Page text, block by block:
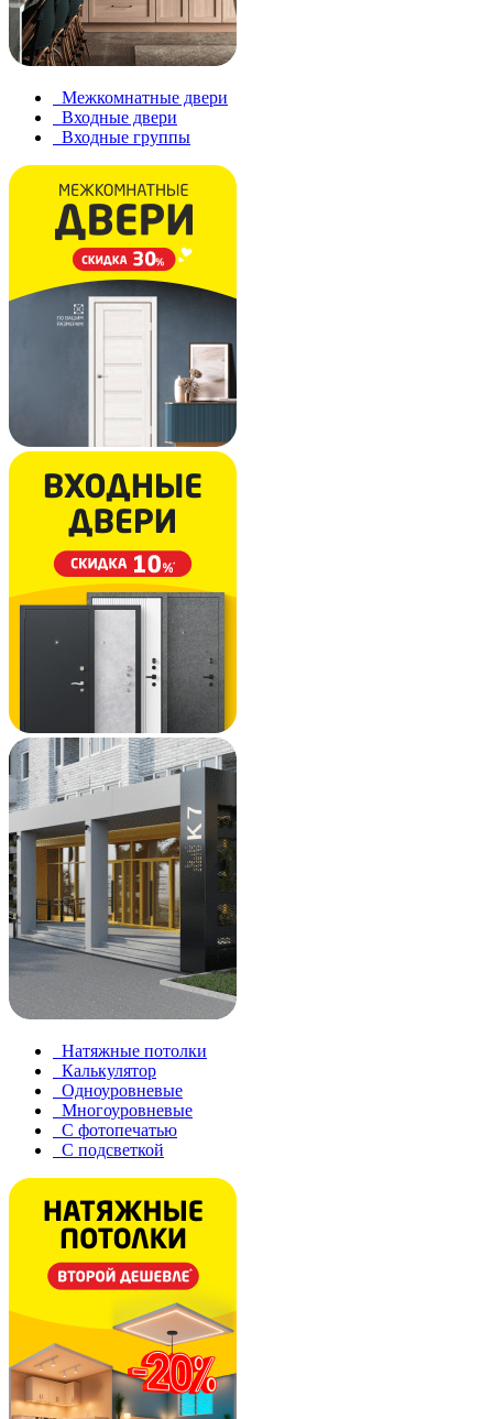
Межкомнатные двери
Входные двери
Входные группы
Натяжные потолки
Калькулятор
Одноуровневые
Многоуровневые
С фотопечатью
С подсветкой